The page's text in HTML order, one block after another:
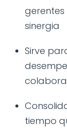
gerentes
sinergia
Sirve
tiempo